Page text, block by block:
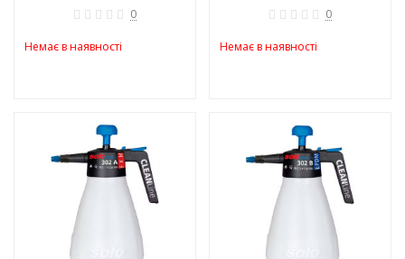
0
Немає в наявності
0
Немає в наявності